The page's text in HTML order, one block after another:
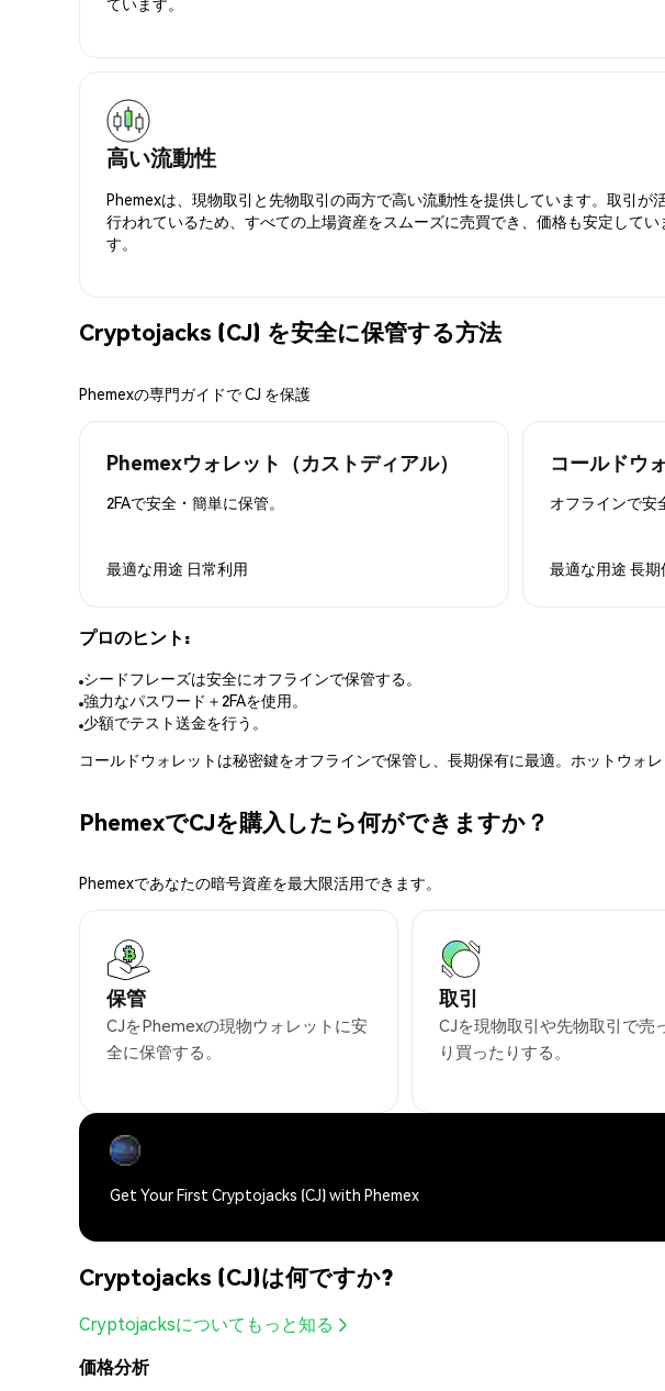
高い流動性
Phemexは、現物取引と先物取引の両方で高い流動性を提供しています。取引が
行われているため、すべての上場資産をスムーズに売買でき、価格も安定してい
す。
Cryptojacks (CJ) を安全に保管する方法
Phemexの専門ガイドで CJ を保護
Phemexウォレット（カストディアル）
2FAで安全・簡単に保管。
最適な用途 日常利用
コールドウ
オフラインで安
最適な用途 長期
プロのヒント:
シードフレーズは安全にオフラインで保管する。
強力なパスワード＋2FAを使用。
少額でテスト送金を行う。
コールドウォレットは秘密鍵をオフラインで保管し、長期保有に最適。ホットウォ
PhemexでCJを購入したら何ができますか？
Phemexであなたの暗号資産を最大限活用できます。
保管
CJをPhemexの現物ウォレットに安
全に保管する。
取引
CJを現物取引や先物取引で売
り買ったりする。
Get Your First Cryptojacks (CJ) with Phemex
Cryptojacks (CJ)は何ですか?
Cryptojacksについてもっと知る
価格分析